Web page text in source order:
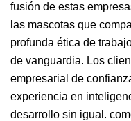
fusión de estas
las mascotas que
profunda ética de
de vanguardia. Los
empresarial de
experiencia en
desarrollo sin igual.